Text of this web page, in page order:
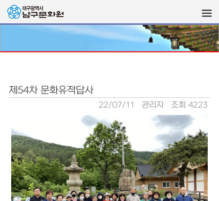
제54차 문화유적답사
22/07/11 관리자 조회 4223